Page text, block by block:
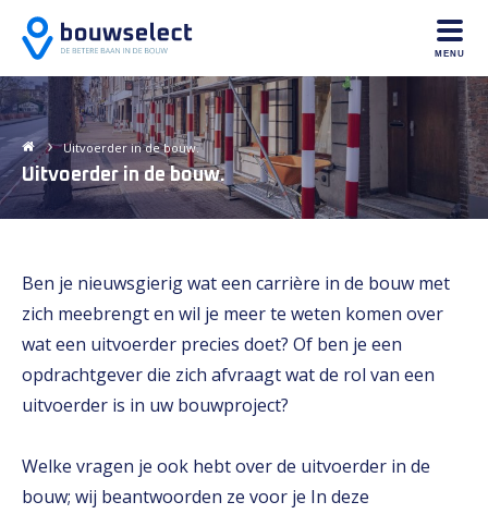
MENU
Uitvoerder in de bouw.
Uitvoerder in de bouw.
Ben je nieuwsgierig wat een carrière in de bouw met
zich meebrengt en wil je meer te weten komen over
wat een uitvoerder precies doet? Of ben je een
opdrachtgever die zich afvraagt wat de rol van een
uitvoerder is in uw bouwproject?
Welke vragen je ook hebt over de uitvoerder in de
bouw; wij beantwoorden ze voor je In deze